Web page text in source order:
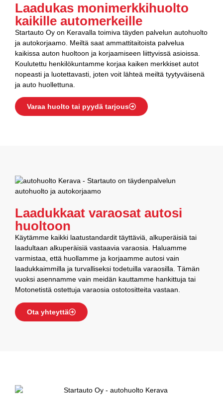
Laadukas monimerkkihuolto
kaikille automerkeille
Startauto Oy on Keravalla toimiva täyden palvelun autohuolto
ja autokorjaamo. Meiltä saat ammattitaitoista palvelua
kaikissa auton huoltoon ja korjaamiseen liittyvissä asioissa.
Koulutettu henkilökuntamme korjaa kaiken merkkiset autot
nopeasti ja luotettavasti, joten voit lähteä meiltä tyytyväisenä
ja auto huollettuna.
Varaa huolto tai pyydä tarjous
Laadukkaat varaosat autosi
huoltoon
Käytämme kaikki laatustandardit täyttäviä, alkuperäisiä tai
laadultaan alkuperäisiä vastaavia varaosia. Haluamme
varmistaa, että huollamme ja korjaamme autosi vain
laadukkaimmilla ja turvalliseksi todetuilla varaosilla. Tämän
vuoksi asennamme vain meidän kauttamme hankittuja tai
Motonetistä ostettuja varaosia ostotositteita vastaan.
Ota yhteyttä